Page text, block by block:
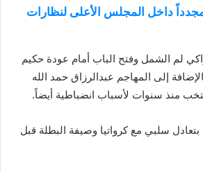
داخل المجلس الأعلى لنظارات
لم الشمل وفتح الباب أمام عودة حكيم
إلى المهاجم عبدالرزاق حمد الله
منذ سنوات لأسباب انضباطية أيضاً.
بتعادل سلبي مع كرواتيا وصيفة البطلة قبل